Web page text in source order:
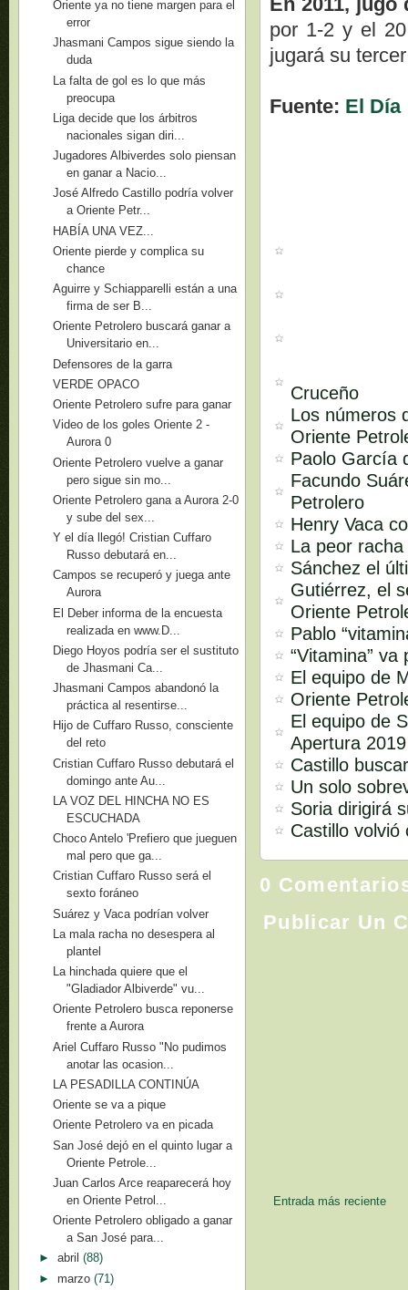
por 1-2 y el
jugará su
Fuente: El Día
Cruceño
Los números
Oriente
Paolo García
Facundo
Petrolero
Henry Vaca
La peor
Sánchez el
Gutiérrez, el
Oriente
Pablo
“Vitamina”
El equipo de
Oriente
El equipo de
Apertura 2019
Castillo
Un solo
Soria dirigirá
Castillo volvió
0
Publicar Un
Entrada más reciente
Oriente ya no tiene margen para el
error
Jhasmani Campos sigue siendo la
duda
La falta de gol es lo que más
preocupa
Liga decide que los árbitros
nacionales sigan diri...
Jugadores Albiverdes solo piensan
en ganar a Nacio...
José Alfredo Castillo podría volver
a Oriente Petr...
HABÍA UNA VEZ...
Oriente pierde y complica su
chance
Aguirre y Schiapparelli están a una
firma de ser B...
Oriente Petrolero buscará ganar a
Universitario en...
Defensores de la garra
VERDE OPACO
Oriente Petrolero sufre para ganar
Video de los goles Oriente 2 -
Aurora 0
Oriente Petrolero vuelve a ganar
pero sigue sin mo...
Oriente Petrolero gana a Aurora 2-0
y sube del sex...
Y el día llegó! Cristian Cuffaro
Russo debutará en...
Campos se recuperó y juega ante
Aurora
El Deber informa de la encuesta
realizada en www.D...
Diego Hoyos podría ser el sustituto
de Jhasmani Ca...
Jhasmani Campos abandonó la
práctica al resentirse...
Hijo de Cuffaro Russo, consciente
del reto
Cristian Cuffaro Russo debutará el
domingo ante Au...
LA VOZ DEL HINCHA NO ES
ESCUCHADA
Choco Antelo 'Prefiero que jueguen
mal pero que ga...
Cristian Cuffaro Russo será el
sexto foráneo
Suárez y Vaca podrían volver
La mala racha no desespera al
plantel
La hinchada quiere que el
"Gladiador Albiverde" vu...
Oriente Petrolero busca reponerse
frente a Aurora
Ariel Cuffaro Russo "No pudimos
anotar las ocasion...
LA PESADILLA CONTINÚA
Oriente se va a pique
Oriente Petrolero va en picada
San José dejó en el quinto lugar a
Oriente Petrole...
Juan Carlos Arce reaparecerá hoy
en Oriente Petrol...
Oriente Petrolero obligado a ganar
a San José para...
► abril (88)
► marzo (71)